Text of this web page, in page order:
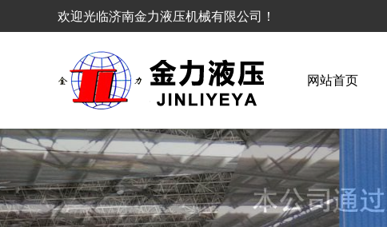
欢迎光临济南金力液压机械有限公司！
网站首页